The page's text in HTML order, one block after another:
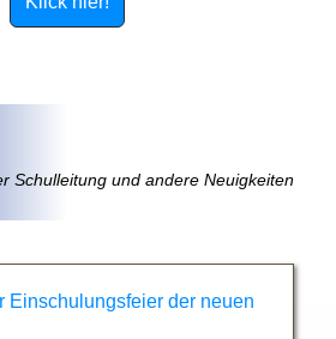
Schulleitung und andere Neuigkeiten
Einschulungsfeier der neuen